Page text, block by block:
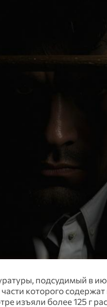
подсудимый в
которого
изъяли более 125 г